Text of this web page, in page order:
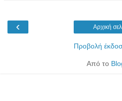
‹ Αρχική
Προβολή
Από το